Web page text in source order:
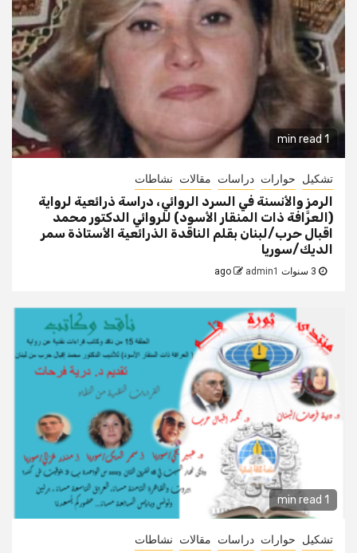
1 min read
تشكيل حوارات دراسات مقالات نشاطات
الرمز والأنسنة في السرد الروائي، دراسة ذرائعية لرواية
(العرَّافة ذات المنقار الأسود) للروائي الدكتور محمد
اقبال حرب/لبنان بقلم الناقدة الذرائعية الأستاذة سمر
الديك/سوريا
admin1
1 min read
تشكيل حوارات دراسات مقالات نشاطات